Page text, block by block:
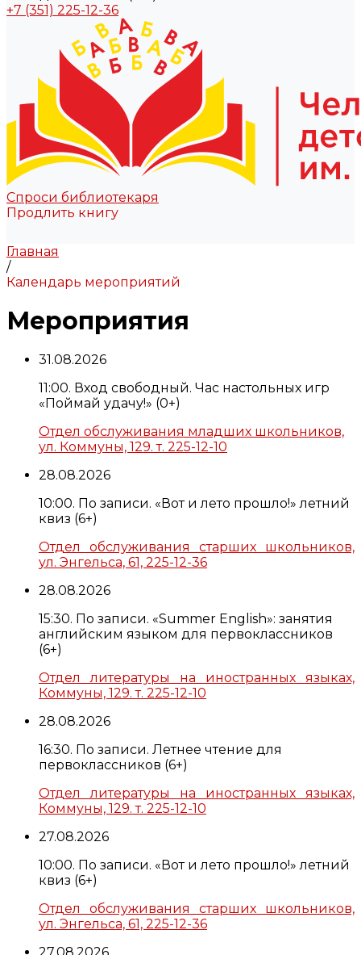
+7 (351) 225-12-36
Спроси библиотекаря
Продлить книгу
Главная
/
Календарь мероприятий
Мероприятия
31.08.2026
11:00. Вход свободный. Час настольных игр
«Поймай удачу!» (0+)
Отдел обслуживания младших школьников,
ул. Коммуны, 129. т. 225-12-10
28.08.2026
10:00. По записи. «Вот и лето прошло!» летний
квиз (6+)
Отдел обслуживания старших школьников,
ул. Энгельса, 61, 225-12-36
28.08.2026
15:30. По записи. «Summer English»: занятия
английским языком для первоклассников
(6+)
Отдел литературы на иностранных языках,
Коммуны, 129. т. 225-12-10
28.08.2026
16:30. По записи. Летнее чтение для
первоклассников (6+)
Отдел литературы на иностранных языках,
Коммуны, 129. т. 225-12-10
27.08.2026
10:00. По записи. «Вот и лето прошло!» летний
квиз (6+)
Отдел обслуживания старших школьников,
ул. Энгельса, 61, 225-12-36